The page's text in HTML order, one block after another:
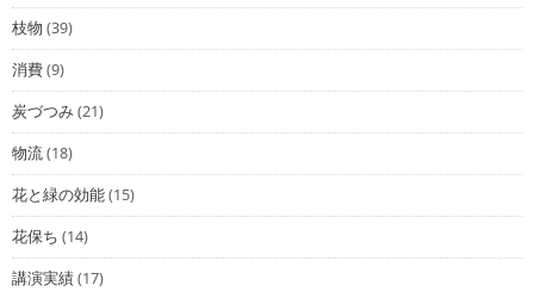
枝物 (39)
消費(9)
炭づつみ(21)
物流(18)
花と緑の効能(15)
花保ち (14)
講演実績(17)